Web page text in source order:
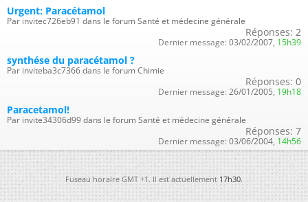
Urgent: Paracétamol
Par invitec726eb91 dans le forum Santé et médecine générale
Réponses: 2
Dernier message: 03/02/2007, 15h39
synthése du paracétamol ?
Par inviteba3c7366 dans le forum Chimie
Réponses: 0
Dernier message: 26/01/2005, 19h18
Paracetamol!
Par invite34306d99 dans le forum Santé et médecine générale
Réponses: 7
Dernier message: 03/06/2004, 14h56
Fuseau horaire GMT +1. Il est actuellement17h30.